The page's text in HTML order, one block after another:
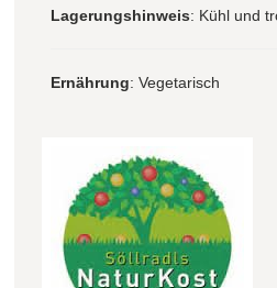
Lagerungshinweis: Kühl und
Ernährung: Vegetarisch